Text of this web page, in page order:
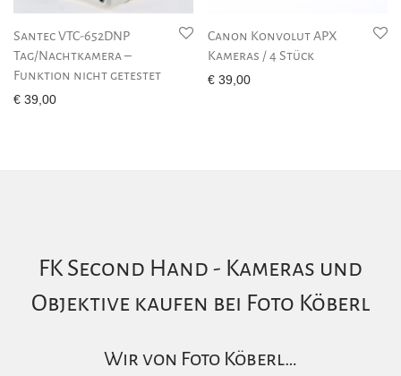
Santec VTC-652DNP
Tag/Nachtkamera –
Funktion nicht getestet
€ 39,00
Canon Konvolut APX
Kameras / 4 Stück
€ 39,00
FK Second Hand - Kameras und
Objektive kaufen bei Foto Köberl
Wir von Foto Köberl…